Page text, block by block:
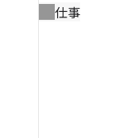
仕事